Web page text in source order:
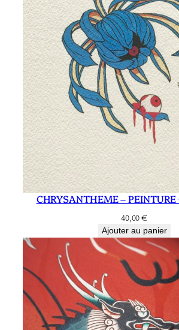
E
I
N
T
U
R
E
O
R
I
G
I
E
CHRYSANTHEME –
40,00€
Ajouter au panier